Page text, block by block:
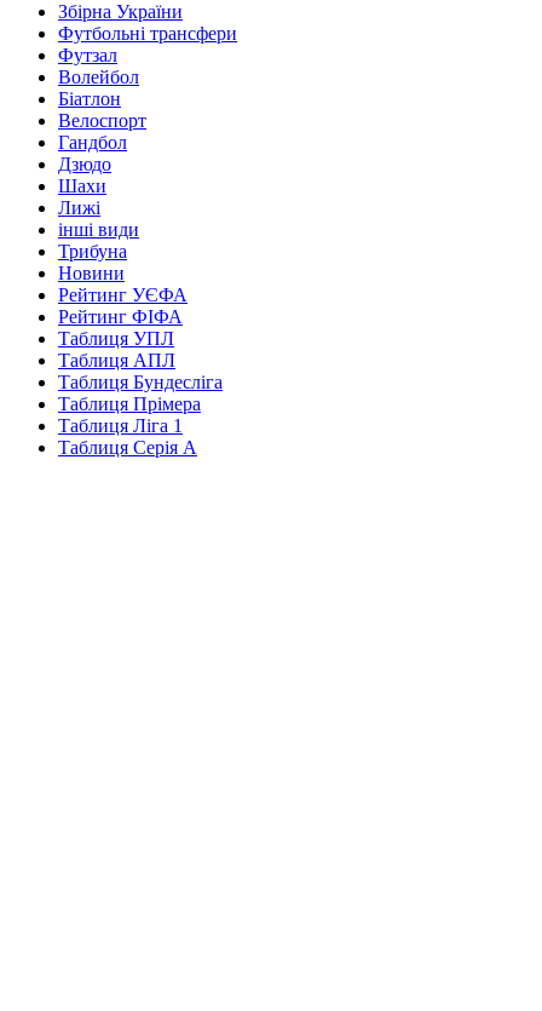
Збірна України
Футбольні трансфери
Футзал
Волейбол
Біатлон
Велоспорт
Гандбол
Дзюдо
Шахи
Лижі
інші види
Трибуна
Новини
Рейтинг УЄФА
Рейтинг ФІФА
Таблиця УПЛ
Таблиця АПЛ
Таблиця Бундесліга
Таблиця Прімера
Таблиця Ліга 1
Таблиця Серія А